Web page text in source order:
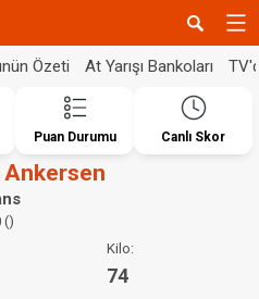
Özeti At Yarışı Bankoları
Puan Durumu Canlı Skor
()
Kilo:
74